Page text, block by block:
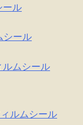
ール
シール
ムシール
ルムシール